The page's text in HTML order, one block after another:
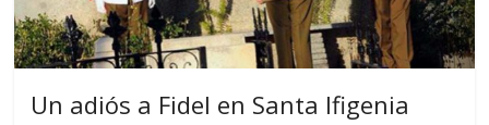
Un adiós a Fidel en Santa Ifigenia